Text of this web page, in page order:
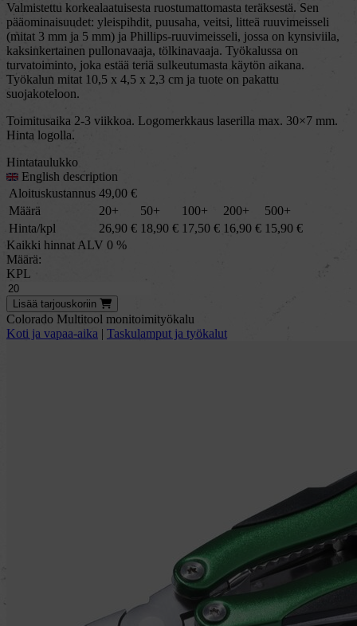
Valmistettu korkealaatuisesta ruostumattomasta teräksestä. Sen
pääominaisuudet: yleispihdit, puusaha, veitsi, litteä ruuvimeisseli
(mitat 3 mm ja 5 mm) ja Phillips-ruuvimeisseli, jossa on kynsiviila,
kaksinkertainen pullonavaaja, tölkinavaaja. Työkalussa on
turvatoiminto, joka estää teriä sulkeutumasta käytön aikana.
Työkalun mitat 10,5 x 4,5 x 2,3 cm ja tuote on pakattu
suojakoteloon.
Toimitusaika 2-3 viikkoa. Logomerkkaus laserilla max. 30×7 mm.
Hinta logolla.
Hintataulukko
English description
Aloituskustannus 49,00 €
Määrä
20+ 50+ 100+ 200+
500+
Hinta/kpl
26,90 € 18,90 € 17,50 € 16,90 € 15,90 €
Kaikki hinnat ALV 0 %
Määrä:
KPL
Lisää tarjous koriin
Colorado Multitool monitoimityökalu
Koti ja vapaa-aika | Taskulamput ja työkalut